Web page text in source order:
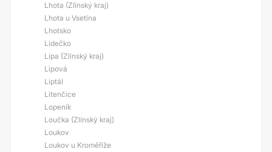
Lhota (Zlínský kraj)
Lhota u Vsetína
Lhotsko
Lidečko
Lípa (Zlínský kraj)
Lipová
Liptál
Litenčice
Lopeník
Loučka (Zlínský kraj)
Loukov
Loukov u Kroměříže